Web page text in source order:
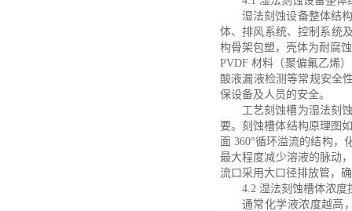
湿法刻蚀设备整体结
体、排风系统、控制系统
构骨架包塑，壳体为耐腐
PVDF 材料（聚偏氟乙烯
酸液漏液检测等常规安全
保设备及人员的安全。
工艺刻蚀槽为湿法刻
要。刻蚀槽体结构原理图
面 360°循环溢流的结构，
最大程度减少溶液的脉动
流口采用大口径排放管，
4.2 湿法刻蚀槽体浓度
通常化学液浓度越高